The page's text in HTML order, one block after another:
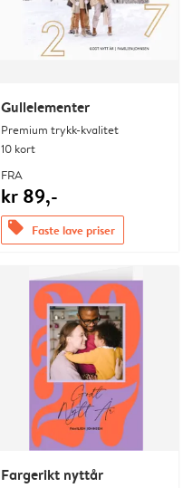
Gullelementer
Premium trykk-kvalitet
10 kort
FRA
kr 89,-
offers Faste lave priser
Fargerikt nyttår